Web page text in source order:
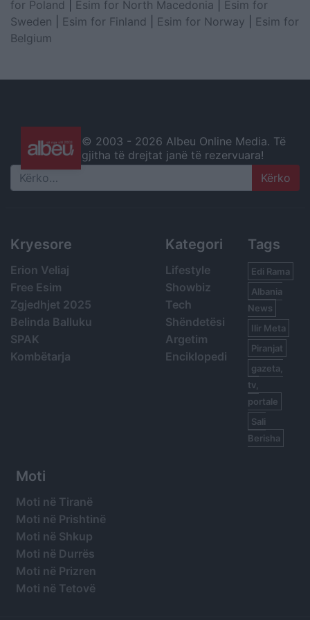
for Poland
Esim for North Macedonia
Esim for
Sweden
Esim for Finland Esim for Norway
Esim for
Belgium
© 2003 - 2026 Albeu Online Media. Të
gjitha të drejtat janë të rezervuara!
Search
Kryesore
Erion Veliaj
Free Esim
Zgjedhjet 2025
Belinda Balluku
SPAK
Kombëtarja
Kategori
Lifestyle
Showbiz
Tech
Shëndetësi
Argetim
Enciklopedi
Tags
Edi Rama
Albania
News
Ilir Meta
Piranjat
gazeta,
tv,
portale
Sali
Berisha
Moti
Moti në Tiranë
Moti në Prishtinë
Moti në Shkup
Moti në Durrës
Moti në Prizren
Moti në Tetovë